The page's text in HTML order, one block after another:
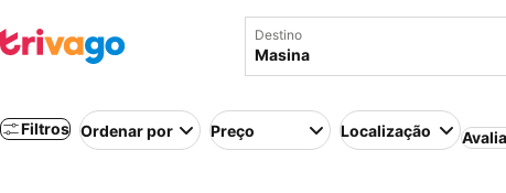
Destino
Filtros Ordenar por Preço Localização